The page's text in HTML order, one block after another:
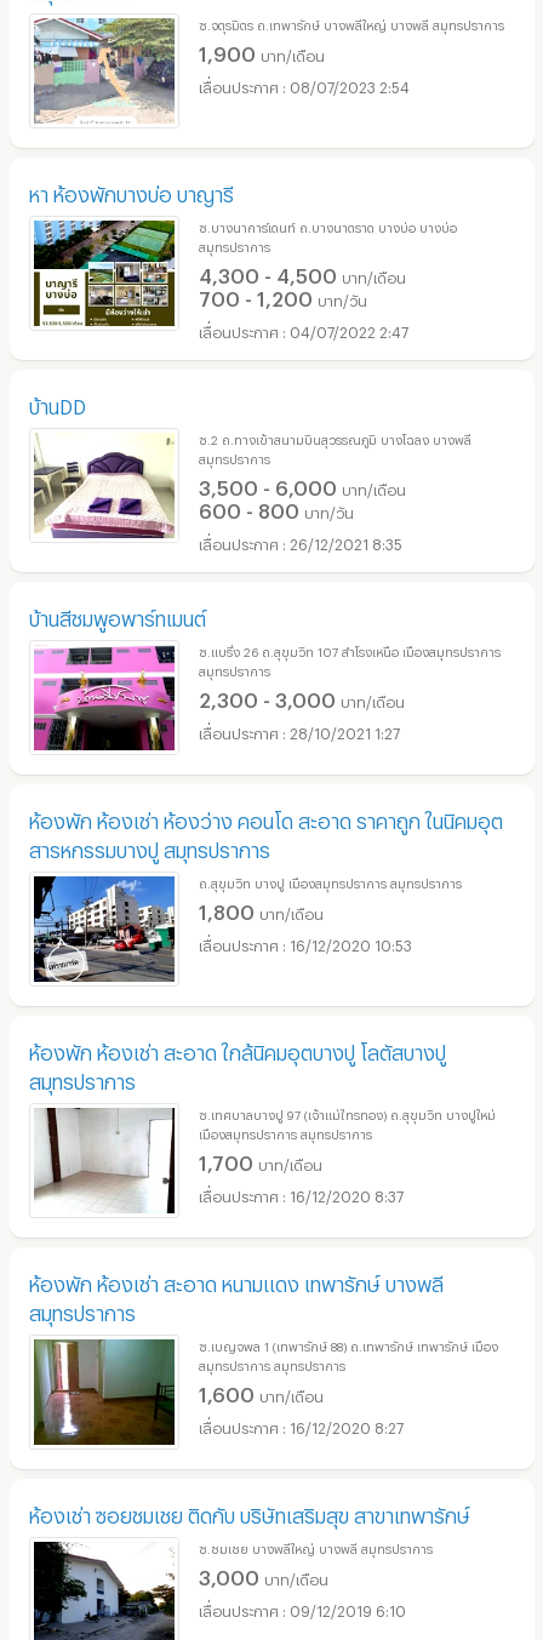
ซ.จตุรมิตร ถ.เทพารักษ์ บางพลีใหญ่ บางพลี สมุทรปราการ
1,900 บาท/เดือน
08/07/2023 2:54
หา ห้องพักบางบ่อ บาญารี
ซ.บางนาการ์เดนท์ ถ.บางนาตราด บางบ่อ บางบ่อ
สมุทรปราการ
4,300 - 4,500 บาท/เดือน
700 - 1,200 บาท/วัน
04/07/2022 2:47
บ้านDD
ซ.2 ถ.ทางเข้าสนามบินสุวรรณภูมิ บางโฉลง บางพลี
สมุทรปราการ
3,500 - 6,000 บาท/เดือน
600 - 800 บาท/วัน
26/12/2021 8:35
บ้านสีชมพูอพาร์ทเมนต์
ซ.แบริ่ง 26 ถ.สุขุมวิท 107 สำโรงเหนือ เมืองสมุทรปราการ
สมุทรปราการ
2,300 - 3,000 บาท/เดือน
28/10/2021 1:27
ห้องพัก ห้องเช่า ห้องว่าง คอนโด สะอาด ราคาถูก ในนิคมอุต
สารหกรรมบางปู สมุทรปราการ
ถ.สุขุมวิท บางปู เมืองสมุทรปราการ สมุทรปราการ
1,800 บาท/เดือน
16/12/2020 10:53
ห้องพัก ห้องเช่า สะอาด ใกล้นิคมอุตบางปู โลตัสบางปู
สมุทรปราการ
ซ.เทศบาลบางปู 97 (เจ้าแม่ไทรทอง) ถ.สุขุมวิท บางปูใหม่
เมืองสมุทรปราการ สมุทรปราการ
1,700 บาท/เดือน
16/12/2020 8:37
ห้องพัก ห้องเช่า สะอาด หนามแดง เทพารักษ์ บางพลี
สมุทรปราการ
ซ.เบญจพล 1 (เทพารักษ์ 88) ถ.เทพารักษ์ เทพารักษ์ เมือง
สมุทรปราการ สมุทรปราการ
1,600 บาท/เดือน
16/12/2020 8:27
ห้องเช่า ซอยชมเชย ติดกับ บริษัทเสริมสุข สาขาเทพารักษ์
ซ.ชมเชย บางพลีใหญ่ บางพลี สมุทรปราการ
3,000 บาท/เดือน
09/12/2019 6:10